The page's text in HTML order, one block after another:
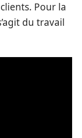
Pour la
du travail